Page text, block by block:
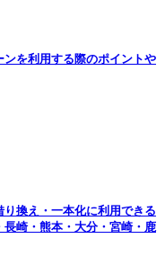
を利用する際のポイントや
り換え・一本化に利用できる
崎・熊本・大分・宮崎・鹿